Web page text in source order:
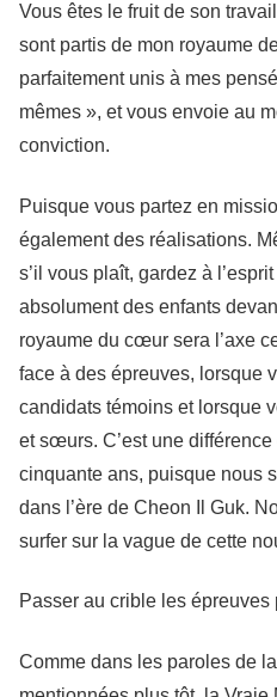
Vous êtes le fruit de son
sont partis de mon royaume
parfaitement unis à mes
mêmes », et vous envoie au
conviction.
Puisque vous partez en
également des réalisations.
s’il vous plaît, gardez à
absolument des enfants
royaume du cœur sera l’axe
face à des épreuves, lorsque
candidats témoins et lorsque
et sœurs. C’est une
cinquante ans, puisque nous
dans l’ère de Cheon Il Guk.
surfer sur la vague de cette
Passer au crible les épreuves
Comme dans les paroles de